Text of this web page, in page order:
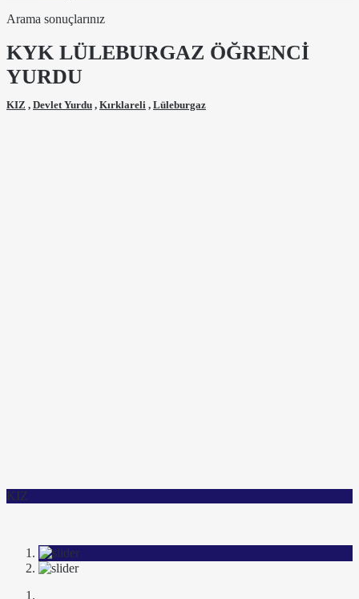
Arama sonuçlarınız
KYK LÜLEBURGAZ ÖĞRENCİ
YURDU
KIZ , Devlet Yurdu , Kırklareli , Lüleburgaz
KIZ